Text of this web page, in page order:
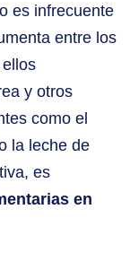
es infrecuente
entre los
y otros
como el
la leche de
es
en